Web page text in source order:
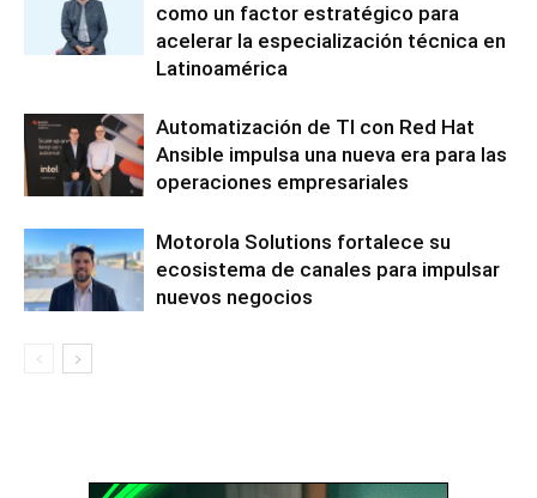
como un factor estratégico para
acelerar la especialización técnica en
Latinoamérica
Automatización de TI con Red Hat
Ansible impulsa una nueva era para las
operaciones empresariales
Motorola Solutions fortalece su
ecosistema de canales para impulsar
nuevos negocios